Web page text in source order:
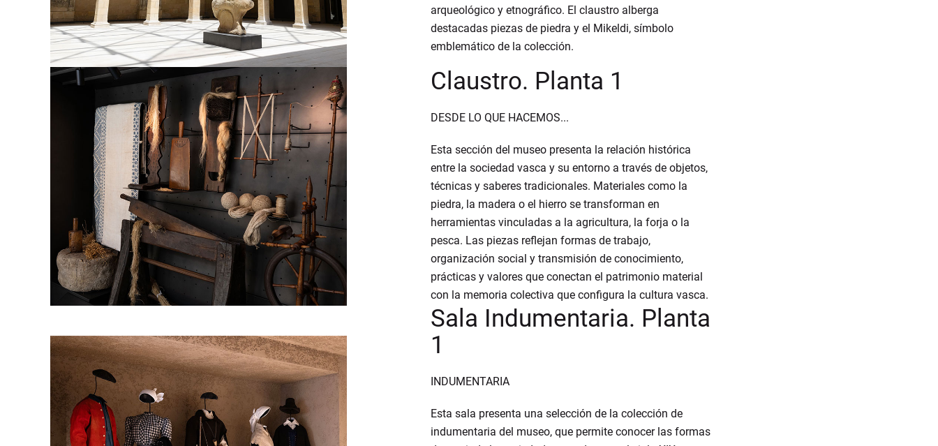
arqueológico y etnográfico. El claustro alberga
destacadas piezas de piedra y el Mikeldi, símbolo
emblemático de la colección.
Claustro. Planta 1
DESDE LO QUE HACEMOS...
Esta sección del museo presenta la relación histórica
entre la sociedad vasca y su entorno a través de objetos,
técnicas y saberes tradicionales. Materiales como la
piedra, la madera o el hierro se transforman en
herramientas vinculadas a la agricultura, la forja o la
pesca. Las piezas reflejan formas de trabajo,
organización social y transmisión de conocimiento,
prácticas y valores que conectan el patrimonio material
con la memoria colectiva que configura la cultura vasca.
Sala Indumentaria. Planta
1
INDUMENTARIA
Esta sala presenta una selección de la colección de
indumentaria del museo, que permite conocer las formas